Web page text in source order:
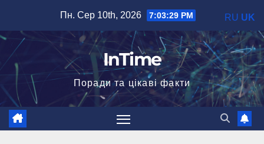
вмісту
Пн. Сер 10th, 2026 7:03:30 PM
InTime
Поради та цікаві факти
RU UK